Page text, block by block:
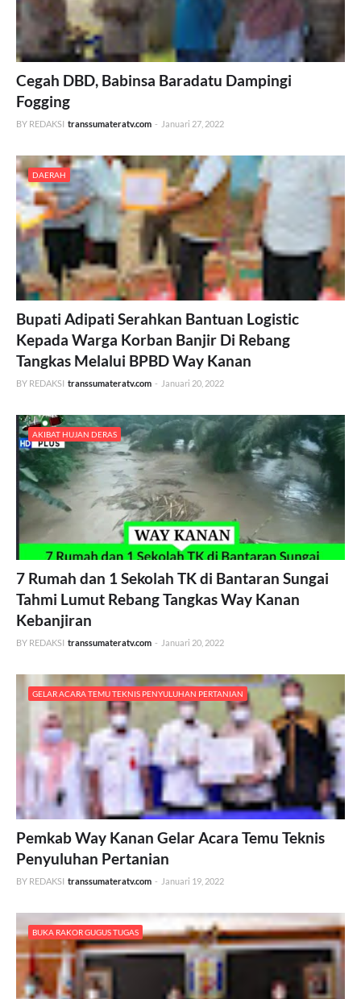
Cegah DBD, Babinsa Baradatu Dampingi
Fogging
BY REDAKSI transsumateratv.com - Januari 27, 2022
DAERAH
Bupati Adipati Serahkan Bantuan Logistic
Kepada Warga Korban Banjir Di Rebang
Tangkas Melalui BPBD Way Kanan
BY REDAKSI transsumateratv.com - Januari 20, 2022
AKIBAT HUJAN DERAS
7 Rumah dan 1 Sekolah TK di Bantaran Sungai
Tahmi Lumut Rebang Tangkas Way Kanan
Kebanjiran
BY REDAKSI transsumateratv.com - Januari 20, 2022
GELAR ACARA TEMU TEKNIS PENYULUHAN PERTANIAN
Pemkab Way Kanan Gelar Acara Temu Teknis
Penyuluhan Pertanian
BY REDAKSI transsumateratv.com - Januari 19, 2022
BUKA RAKOR GUGUS TUGAS